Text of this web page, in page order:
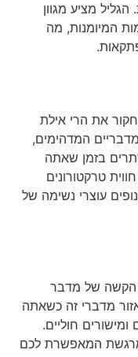
מציע מגוון
המיומנות, מה
את הרי אילת
המדהימים,
בזמן שאתה
טרקטורונים
עוצרי נשימה של
הקשה של מדבר
מדברי זה כשאתה
ומישורים חוליים.
מרגשת המאפשרת לכם